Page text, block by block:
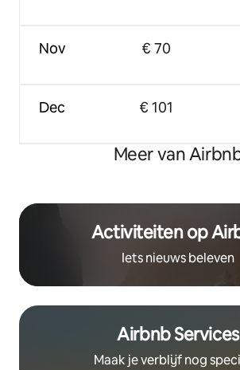
Nov
Dec
€ 70
€ 101
Meer van
Activiteiten op
Iets nieuws beleven
Airbnb Services
Maak je verblijf nog